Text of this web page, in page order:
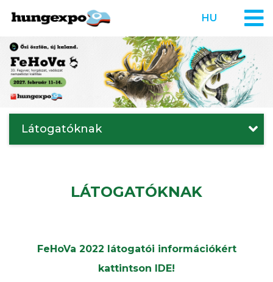
HU
Látogatóknak
LÁTOGATÓKNAK
FeHoVa 2022 látogatói információkért
kattintson IDE!